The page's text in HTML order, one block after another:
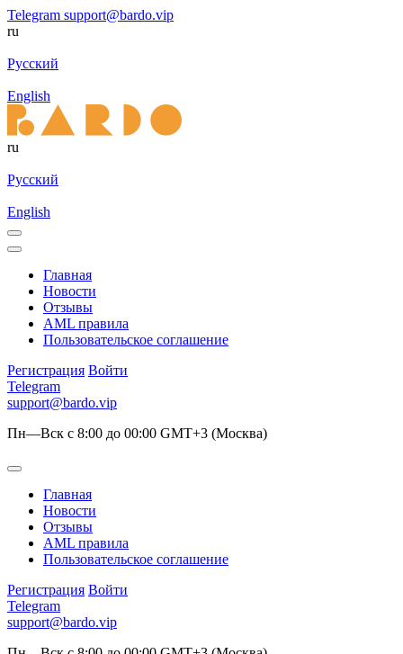
Telegram support@bardo.vip
ru
Русский
English
ru
Русский
English
Главная
Новости
Отзывы
AML правила
Пользовательское соглашение
Регистрация Войти
Telegram
support@bardo.vip
Пн—Вск с 8:00 до 00:00 GMT+3 (Москва)
Главная
Новости
Отзывы
AML правила
Пользовательское соглашение
Регистрация Войти
Telegram
support@bardo.vip